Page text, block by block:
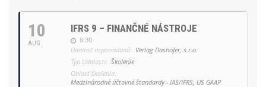
10
AUG
IFRS 9 – FINANČNÉ NÁSTROJE
8:30
Udalosť usporiadaná: Verlag Dashöfer, s.r.o.
Typ Udalosti: Školenie
Oblasť školenia:
Medzinárodné účtovné štandardy - IAS/IFRS, US GAAP